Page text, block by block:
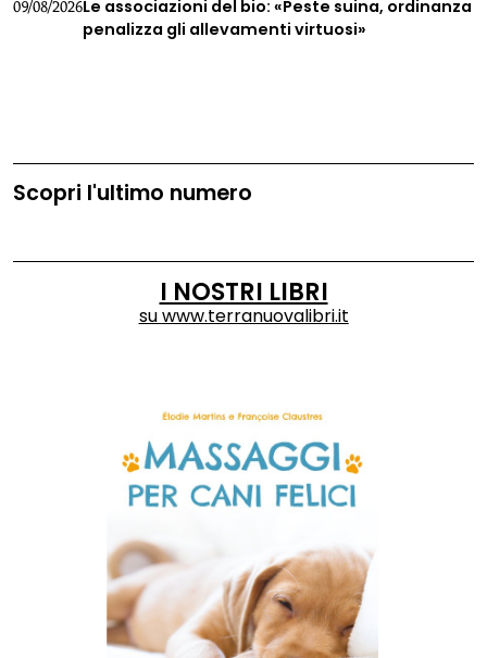
09/08/2026Le associazioni del bio: «Peste suina, ordinanza
penalizza gli allevamenti virtuosi»
Scopri l'ultimo numero
I NOSTRI LIBRI
suwww.terranuovalibri.it